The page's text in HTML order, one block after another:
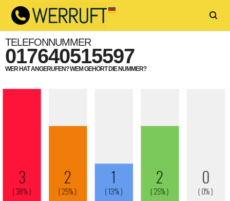
TELEFONNUMMER
017640515597
WER HAT ANGERUFEN? WEM GEHÖRT DIE NUMMER?